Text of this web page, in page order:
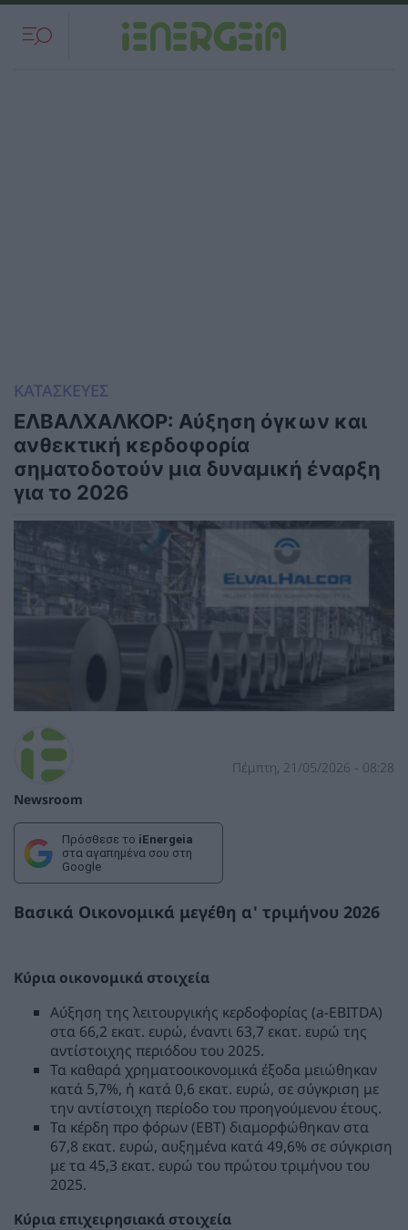
ΚΑΤΑΣΚΕΥΕΣ
ΕΛΒΑΛΧΑΛΚΟΡ: Αύξηση όγκων και
ανθεκτική κερδοφορία
σηματοδοτούν μια δυναμική έναρξη
για το 2026
Newsroom
Πέμπτη, 21/05/2026 - 08:28
Πρόσθεσε το iEnergeia
στα αγαπημένα σου στη
Google
Βασικά Οικονομικά μεγέθη α' τριμήνου 2026
Κύρια οικονομικά στοιχεία
Αύξηση της λειτουργικής κερδοφορίας (a-EBITDA)
στα 66,2 εκατ. ευρώ, έναντι 63,7 εκατ. ευρώ της
αντίστοιχης περιόδου του 2025.
Τα καθαρά χρηματοοικονομικά έξοδα μειώθηκαν
κατά 5,7%, ή κατά 0,6 εκατ. ευρώ, σε σύγκριση με
την αντίστοιχη περίοδο του προηγούμενου έτους.
Τα κέρδη προ φόρων (EBT) διαμορφώθηκαν στα
67,8 εκατ. ευρώ, αυξημένα κατά 49,6% σε σύγκριση
με τα 45,3 εκατ. ευρώ του πρώτου τριμήνου του
2025.
Κύρια επιχειρησιακά στοιχεία